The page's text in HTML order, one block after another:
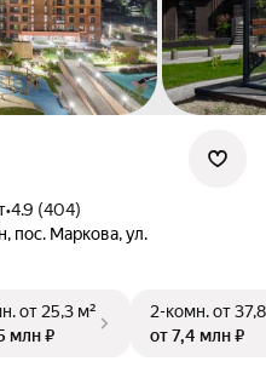
•4.9 (404)
пос. Маркова, ул.
от 25,3 м²
млн ₽
2-комн.от
от 7,4 млн ₽